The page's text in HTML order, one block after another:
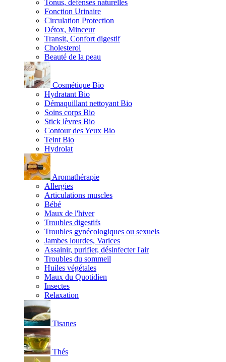
Tonus, défenses naturelles
Fonction Urinaire
Circulation Protection
Détox, Minceur
Transit, Confort digestif
Cholesterol
Beauté de la peau
Cosmétique Bio
Hydratant Bio
Démaquillant nettoyant Bio
Soins corps Bio
Stick lèvres Bio
Contour des Yeux Bio
Teint Bio
Hydrolat
Aromathérapie
Allergies
Articulations muscles
Bébé
Maux de l'hiver
Troubles digestifs
Troubles gynécologiques ou sexuels
Jambes lourdes, Varices
Assainir, purifier, désinfecter l'air
Troubles du sommeil
Huiles végétales
Maux du Quotidien
Insectes
Relaxation
Tisanes
Thés